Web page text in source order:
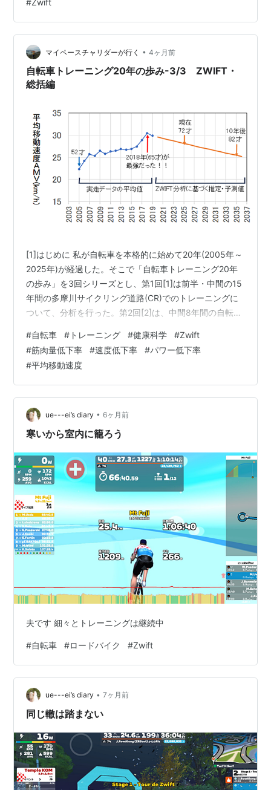
当に4ヶ月ぶりの汗だ💦色々忘れていて始めるまでバタバ
タして、Ironmanペースの心拍130台が今やかなりきつい
という現実を確認した30分でした。 緑風堂鍼灸院
WEBSITEハリ天狗マネージャーの笑顔いっぱい
#Zwift
マイペースチャリダーが行く • 4ヶ月前
自転車トレーニング20年の歩み-3/3 ZWIFT・
総括編
[1]はじめに 私が自転車を本格的に始めて20年(2005年～
2025年)が経過した。そこで「自転車トレーニング20年
の歩み」を3回シリーズとし、第1回[1]は前半・中間の15
年間の多摩川サイクリング道路(CR)でのトレーニングに
ついて、分析を行った。第2回[2]は、中間8年間の自転車
の第3回は、後半6年間(2020年～2025年)のZWIFTトレ
ーニングについて分析し、また20年全体についても検
討・総括したので、以下に報告する。 [2]ZWIFTを始めた
きっかけ 2020年4月にコロナに対して当時の安倍首相は
非常事態宣言を発令した。それがき…
#自転車 # トレーニング #健康科学 #Zwift
#筋肉量低下率 #速度低下率 #パワー低下率
#平均移動速度
ue---ei’s diary • 6ヶ月前
寒いから室内に籠ろう
夫です 細々とトレーニングは継続中
#自転車 #ロードバイク #Zwift
ue---ei’s diary • 7ヶ月前
同じ轍は踏まない